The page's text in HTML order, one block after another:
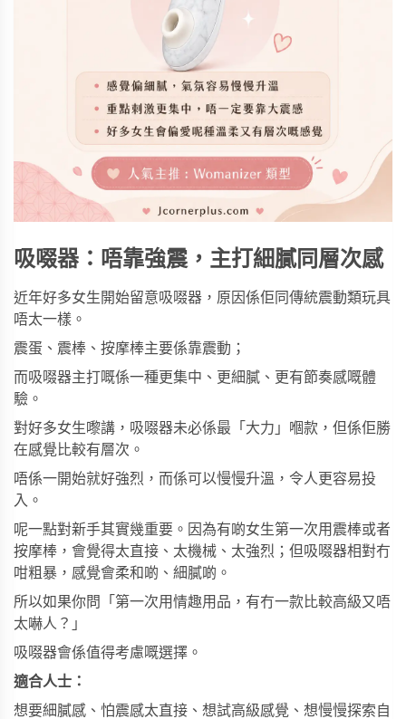
吸啜器：唔靠強震，主打細膩同層次感
近年好多女生開始留意吸啜器，原因係佢同傳統震動類玩具
唔太一樣。
震蛋、震棒、按摩棒主要係靠震動；
而吸啜器主打嘅係一種更集中、更細膩、更有節奏感嘅體
驗。
對好多女生嚟講，吸啜器未必係最「大力」嗰款，但係佢勝
在感覺比較有層次。
唔係一開始就好強烈，而係可以慢慢升溫，令人更容易投
入。
呢一點對新手其實幾重要。因為有啲女生第一次用震棒或者
按摩棒，會覺得太直接、太機械、太強烈；但吸啜器相對冇
咁粗暴，感覺會柔和啲、細膩啲。
所以如果你問「第一次用情趣用品，有冇一款比較高級又唔
太嚇人？」
吸啜器會係值得考慮嘅選擇。
適合人士：
想要細膩感、怕震感太直接、想試高級感覺、想慢慢探索自